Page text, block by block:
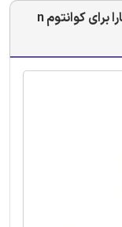
ترجمه مقاله مستقل از مبنا، آرایه های کارا برای کوانتوم n